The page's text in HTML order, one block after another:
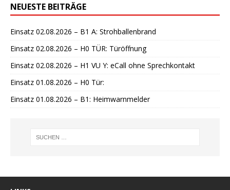
w
e
s
NEUESTE BEITRÄGE
Einsatz 02.08.2026 – B1 A: Strohballenbrand
Einsatz 02.08.2026 – H0 TÜR: Türöffnung
Einsatz 02.08.2026 – H1 VU Y: eCall ohne Sprechkontakt
Einsatz 01.08.2026 – H0 Tür:
Einsatz 01.08.2026 – B1: Heimwarnmelder